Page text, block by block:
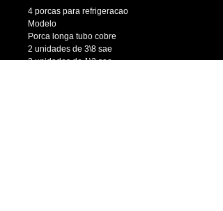
4 porcas para refrigeracao
Modelo
Porca longa tubo cobre
2 unidades de 3\8 sae
2 unidades de 1\2 sae